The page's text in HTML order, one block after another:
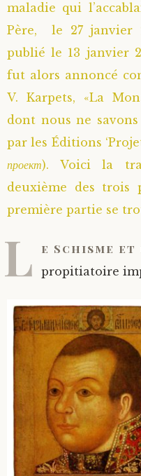
maladie qui
Père, le 27
publié le 13 janvier
fut alors annoncé
V. Karpets, «La
dont nous ne
par les Éditions
проект). Voici la
deuxième des trois
première partie se
L e Schisme
propitiatoire